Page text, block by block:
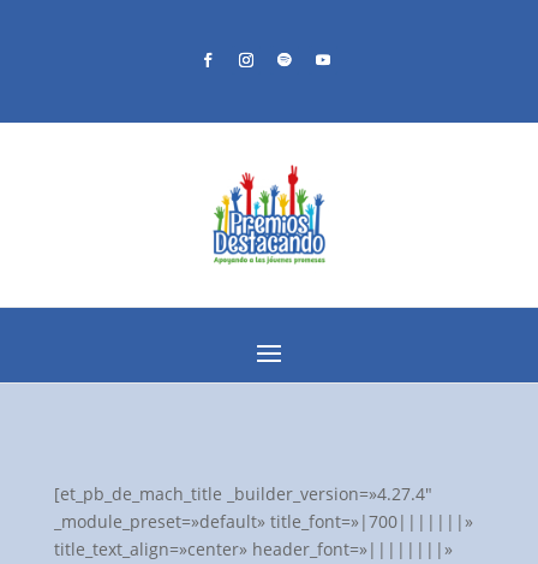
[et_pb_de_mach_title _builder_version=»4.27.4″
_module_preset=»default» title_font=»|700|||||||»
title_text_align=»center» header_font=»||||||||»